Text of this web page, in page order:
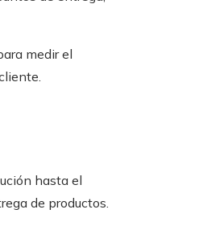
medir el
hasta el
de productos.